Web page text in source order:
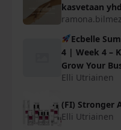
kasvetaan
Ecbelle
4 | Week 4 –
Grow Your
Elli Utriainen
(FI) Stronger
Elli Utriainen